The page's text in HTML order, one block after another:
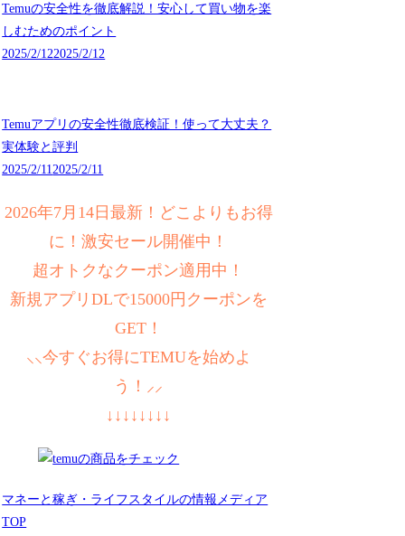
Temuの安全性を徹底解説！安心して買い物を楽
しむためのポイント
2025/2/122025/2/12
Temuアプリの安全性徹底検証！使って大丈夫？
実体験と評判
2025/2/11 2025/2/11
2026年7月14日最新！どこよりもお得
に！激安セール開催中！
超オトクなクーポン適用中！
新規アプリDLで15000円クーポンを
GET！
⸜⸜今すぐお得にTEMUを始めよ
う！⸝⸝
↓↓↓↓↓↓↓↓
マネーと稼ぎ・ライフスタイルの情報メディア
TOP